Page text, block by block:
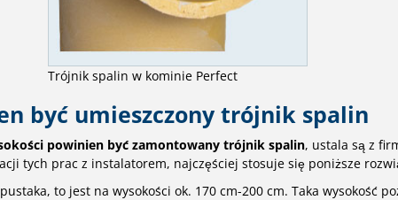
Trójnik spalin w kominie Perfect
być umieszczony trójnik spalin
powinien być zamontowany trójnik spalin, ustala są z
tych prac z instalatorem, najczęściej stosuje się poniższe
to jest na wysokości ok. 170 cm-200 cm. Taka wysokość